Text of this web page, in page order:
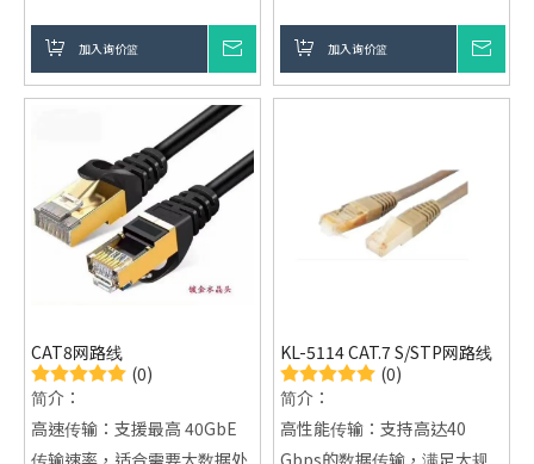
视觉、制程控制等
加入询价篮
输，提供无损音效。
耐用设计：多层包覆与精密加
工，抗拉扯、抗磨损，延长产
Mac电脑、数字影音接收器、
蓝光/DVD播放机等设备。
抗干扰保护：外部隔离防护，
加入询价篮
CAT8网路线
(0)
简介：
高速传输：支援最高 40GbE
KL-5114 CAT.7 S/STP网路线
(0)
简介：
高性能传输：支持高达40